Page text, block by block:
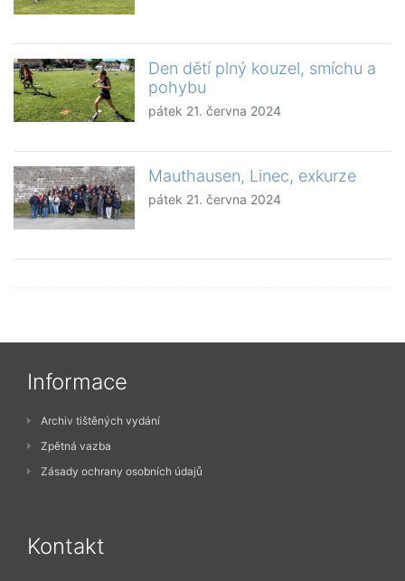
Den dětí plný kouzel, smíchu a
pohybu
pátek 21. června 2024
Mauthausen, Linec, exkurze
pátek 21. června 2024
Informace
Archiv tištěných vydání
Zpětná vazba
Zásady ochrany osobních údajů
Kontakt